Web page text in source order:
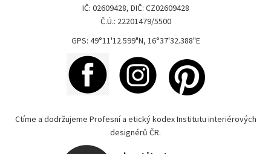
IČ: 02609428, DIČ: CZ02609428
Č.Ú.: 22201479/5500
GPS: 49°11'12.599"N, 16°37'32.388"E
Ctíme a dodržujeme Profesní a etický kodex Institutu interiérových
designérů ČR.